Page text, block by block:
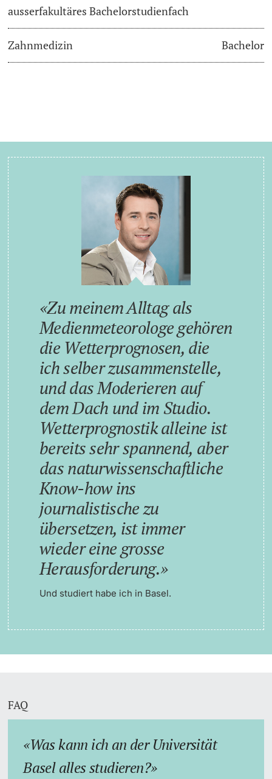
ausserfakultäres Bachelorstudienfach
Zahnmedizin Bachelor
Zu meinem Alltag als
Medienmeteorologe gehören
die Wetterprognosen, die
ich selber zusammenstelle,
und das Moderieren auf
dem Dach und im Studio.
Wetterprognostik alleine ist
bereits sehr spannend, aber
das naturwissenschaftliche
Know-how ins
journalistische zu
übersetzen, ist immer
wieder eine grosse
Herausforderung.
Und studiert habe ich in Basel.
FAQ
Was kann ich an der Universität
Basel alles studieren?